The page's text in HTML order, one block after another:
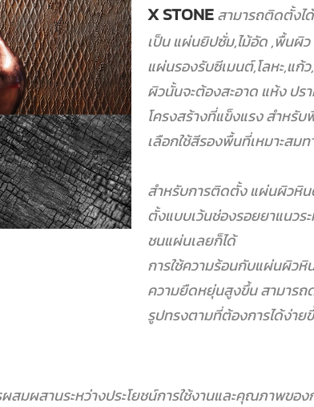
X STONEสามารถติดตั้งไ
เป็น แผ่นยิปซั่ม,ไม้อัด ,พื้นผิ
แผ่นรองรับซีเมนต์,โลหะ,แก้
ผิวนั้นจะต้องสะอาด แห้งปร
โครงสร้างที่แข็งแรง สำหรั
เลือกใช้สีรองพื้นที่เหมาะสม
สำหรับการติดตั้ง แผ่นผิวหิน
ตั้งแบบเว้นช่องรอยยาแนวร
ชนแผ่นเลยก็ได้
การใช้ความร้อนกับแผ่นผิวหิ
ความยืดหยุ่นสูงขึ้น สามารถ
รูปทรงตามที่ต้องการได้ง่าย
สมผสานระหว่างประโยชน์การใช้งานและคุณภาพขอ